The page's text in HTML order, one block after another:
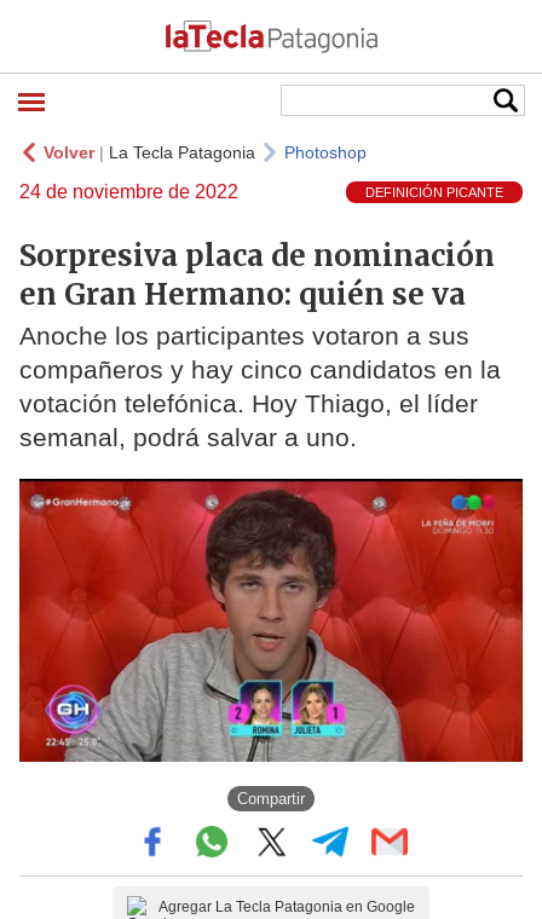
Volver| La Tecla Patagonia Photoshop
24 de noviembre de 2022 DEFINICIÓN PICANTE
Sorpresiva placa de nominación
en Gran Hermano: quién se va
Anoche los participantes votaron a sus
compañeros y hay cinco candidatos en la
votación telefónica. Hoy Thiago, el líder
semanal, podrá salvar a uno.
Compartir
Agregar La Tecla Patagonia en Google